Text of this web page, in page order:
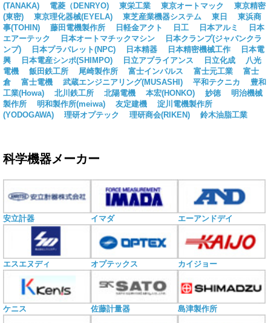
(TANAKA)
電菱（DENRYO) 東栄工業 東京オートマック
東京精密
(東密)
東京理化器械(EYELA) 東芝産業機器システム 東日
東浜商
事(TOHIN)
藤田電機製作所 日軽金アクト 日工 日本アルミ
日本
エアーテック
日本オートマチックマシン
日本クランプ(ジャパンクラ
ンプ)
日本プラパレット(NPC) 日本精器 日本精密機械工作
日本電
興
日本電産シンポ(SHIMPO) 日立アプライアンス 日立化成
八光
電機
飯田鉄工所 尾崎製作所 富士インパルス 富士元工業
富士
倉
富士電機 武蔵エンジニアリング(MUSASHI) 平和テクニカ
豊和
工業(Howa)
北川鉄工所 北陽電機 本宏(HONKO) 妙徳
明治機械
製作所
明和製作所(meiwa) 友定建機
淀川電機製作所
(YODOGAWA)
理研オプテック 理研商会(RIKEN) 鈴木油脂工業
科学機器メーカー
安立計器 イマダ エーアンドデイ
エスエヌディ オプテックス カイジョー
ケニス 佐藤計量器 島津製作所